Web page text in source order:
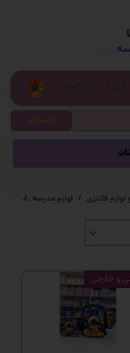
. . .
جستجو
فانتزی لوازم مدرسه
و خارجی